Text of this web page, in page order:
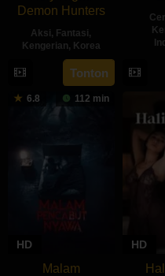
Demon Hunters
Aksi, Fantasi,
Kengerian, Korea
30
Apr
2025
Lim
Dae-
hee
Tonton
6.8 112 min
HD
Malam
HD